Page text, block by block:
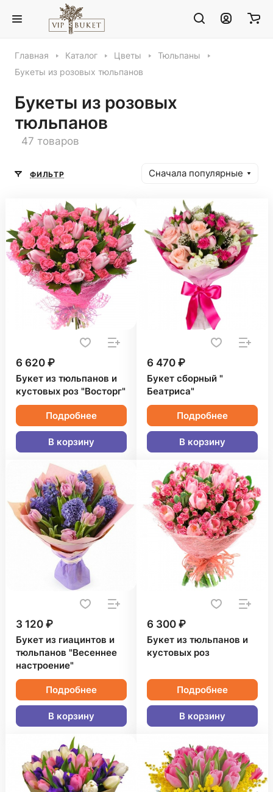
Главная Каталог Цветы
Тюльпаны
Букеты из розовых тюльпанов
Букеты из розовых
тюльпанов
47 товаров
ФИЛЬТР Сначала популярные
6 620 ₽
Букет из тюльпанов и
кустовых роз "Восторг"
Подробнее
В корзину
6 470 ₽
Букет сборный "
Беатриса"
Подробнее
В корзину
3 120 ₽
Букет из гиацинтов и
тюльпанов "Весеннее
настроение"
Подробнее
В корзину
6 300 ₽
Букет из тюльпанов и
кустовых роз
Подробнее
В корзину